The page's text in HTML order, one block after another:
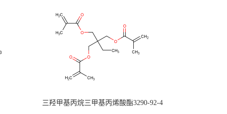
三羟甲基丙烷三甲基丙烯酸酯3290-92-4